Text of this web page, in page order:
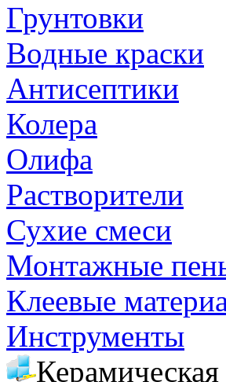
Грунтовки
Водные краски
Антисептики
Колера
Олифа
Растворители
Сухие смеси
Монтажные
Клеевые
Инструменты
Керамическая